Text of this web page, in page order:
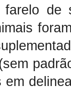
farelo